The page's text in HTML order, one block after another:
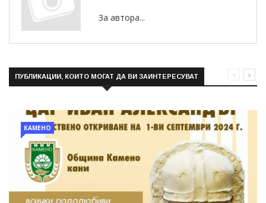
За автора...
ПУБЛИКАЦИИ, КОИТО МОГАТ ДА ВИ ЗАИНТЕРЕСУВАТ
КАМЕНО